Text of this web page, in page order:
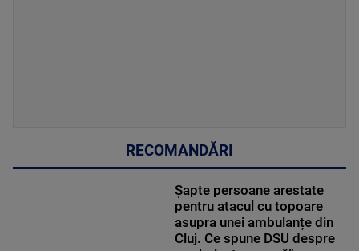
RECOMANDĂRI
Șapte persoane arestate
pentru atacul cu topoare
asupra unei ambulanțe din
Cluj. Ce spune DSU despre